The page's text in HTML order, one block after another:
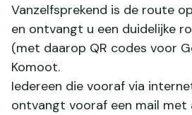
Vanzelfsprekend is de route
en ontvangt u een duidelijke
(met daarop QR codes voor
Komoot.
Iedereen die vooraf via
ontvangt vooraf een mail met